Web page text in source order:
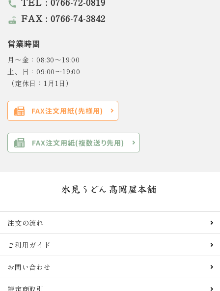
call
router FAX : 0766-74-3842
営業時間
月～金：08:30～19:00
土、日：09:00～19:00
（定休日：1月1日）
FAX注文用紙(先様用)
FAX注文用紙(複数送り先用)
注文の流れ
ご利用ガイド
お問い合わせ
特定商取引